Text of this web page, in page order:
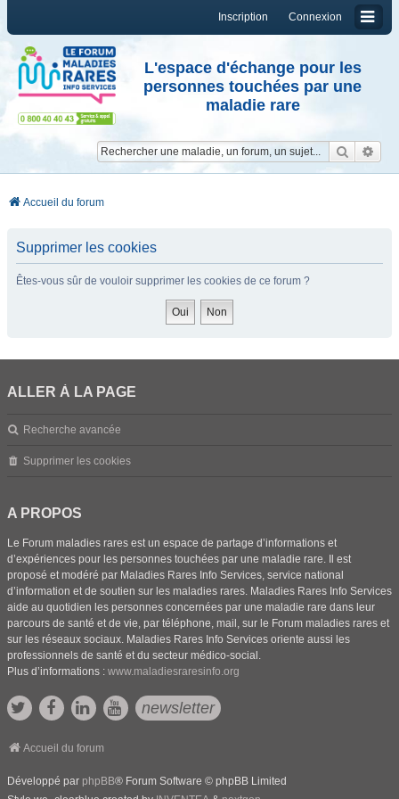
Connexion
Inscription
L'espace d'échange pour les
personnes touchées par une
maladie rare
Accueil du forum
Supprimer les cookies
Êtes-vous sûr de vouloir supprimer les cookies de ce forum ?
ALLER À LA PAGE
Recherche avancée
Supprimer les cookies
A PROPOS
Le Forum maladies rares est un espace de partage d’informations et
d’expériences pour les personnes touchées par une maladie rare. Il est
proposé et modéré par Maladies Rares Info Services, service national
d’information et de soutien sur les maladies rares. Maladies Rares Info Services
aide au quotidien les personnes concernées par une maladie rare dans leur
parcours de santé et de vie, par téléphone, mail, sur le Forum maladies rares et
sur les réseaux sociaux. Maladies Rares Info Services oriente aussi les
professionnels de santé et du secteur médico-social.
Plus d’informations : www.maladiesraresinfo.org
newsletter
Accueil du forum
Développé par phpBB® Forum Software © phpBB Limited